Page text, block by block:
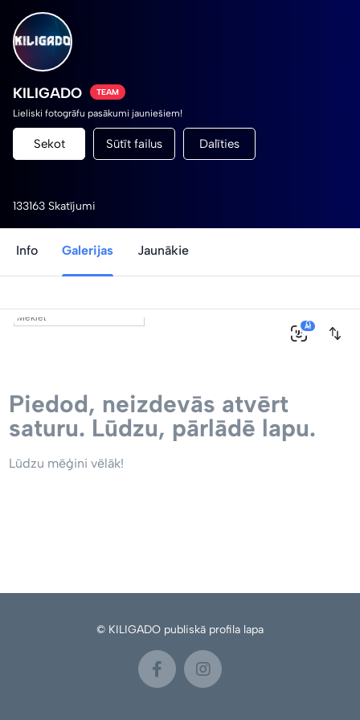
KILIGADO TEAM
Lieliski fotogrāfu pasākumi jauniešiem!
Sekot Sūtīt failus Dalīties
133163 Skatījumi
Info Galerijas Jaunākie
0
AI
Piedod, neizdevās atvērt
saturu. Lūdzu, pārlādē lapu.
Lūdzu mēģini vēlāk!
© KILIGADO publiskā profila lapa